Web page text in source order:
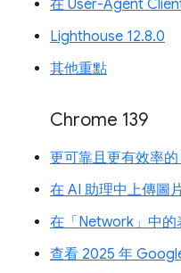
在 User-Agent
Lighthouse 12.8.0
其他重點
Chrome 139
更可靠且更有效率
在 AI 助理中上傳圖
在「Network」中的
查看 2025 年